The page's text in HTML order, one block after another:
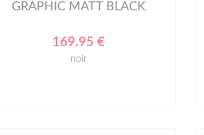
GRAPHIC MATT BLACK
169.95 €
noir